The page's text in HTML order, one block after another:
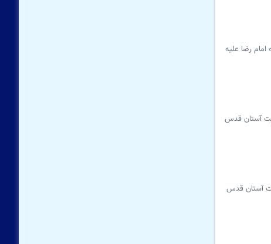
رضا علیه
احمد مروی، تولیت آستان قدس
آستان قدس